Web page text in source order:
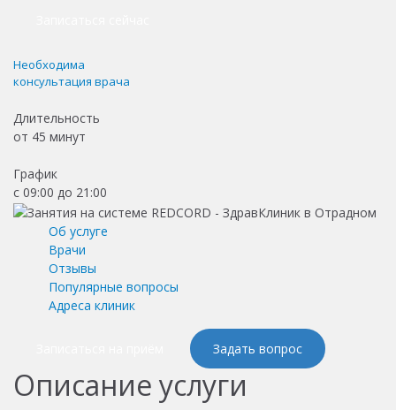
Необходима
консультация врача
Длительность
от 45 минут
График
с 09:00 до 21:00
Об услуге
Врачи
Отзывы
Популярные вопросы
Адреса клиник
Задать вопрос
Описание услуги